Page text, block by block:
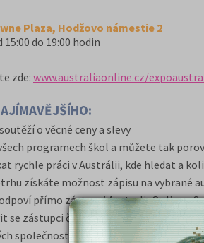
Plaza, Hodžovo námestie 2
do 19:00 hodin
zde: www.australiaonline.cz/
o věcné ceny a slevy
programech škol a můžete tak
rychle práci v Austrálii, kde hledat a
získáte možnost zápisu na vybrané
přímo zástupci AustraliaOnline v
se zástupci či dokonce přímo majiteli
společností se dozvíte, jak